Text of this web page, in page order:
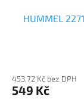
HUMMEL
453,72 Kč bez DPH
549 Kč